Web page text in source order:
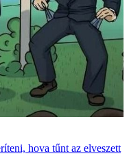
hova tűnt az elveszett